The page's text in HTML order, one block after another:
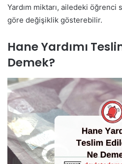
Yardım miktarı, ailedeki öğrenci
göre değişiklik gösterebilir.
Hane Yardımı
Demek?